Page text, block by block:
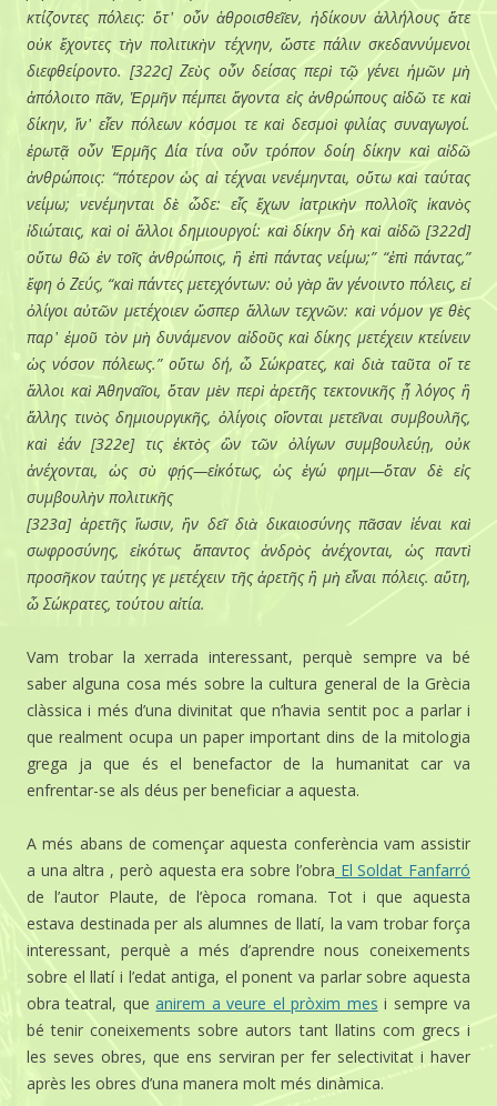
κτίζοντες πόλεις: ὅτ᾽ οὖν ἁθροισθεῖεν, ἠδίκουν ἀλλήλους ἅτε
οὐκ ἔχοντες τὴν πολιτικὴν τέχνην, ὥστε πάλιν σκεδαννύμενοι
διεφθείροντο. [322c] Ζεὺς οὖν δείσας περὶ τῷ γένει ἡμῶν μὴ
ἀπόλοιτο πᾶν, Ἑρμῆν πέμπει ἄγοντα εἰς ἀνθρώπους αἰδῶ τε καὶ
δίκην, ἵν᾽ εἶεν πόλεων κόσμοι τε καὶ δεσμοὶ φιλίας συναγωγοί.
ἐρωτᾷ οὖν Ἑρμῆς Δία τίνα οὖν τρόπον δοίη δίκην καὶ αἰδῶ
ἀνθρώποις: “πότερον ὡς αἱ τέχναι νενέμηνται, οὕτω καὶ ταύτας
νείμω; νενέμηνται δὲ ὧδε: εἷς ἔχων ἰατρικὴν πολλοῖς ἱκανὸς
ἰδιώταις, καὶ οἱ ἄλλοι δημιουργοί: καὶ δίκην δὴ καὶ αἰδῶ [322d]
οὕτω θῶ ἐν τοῖς ἀνθρώποις, ἢ ἐπὶ πάντας νείμω;” “ἐπὶ πάντας,”
ἔφη ὁ Ζεύς, “καὶ πάντες μετεχόντων: οὐ γὰρ ἂν γένοιντο πόλεις, εἰ
ὀλίγοι αὐτῶν μετέχοιεν ὥσπερ ἄλλων τεχνῶν: καὶ νόμον γε θὲς
παρ᾽ ἐμοῦ τὸν μὴ δυνάμενον αἰδοῦς καὶ δίκης μετέχειν κτείνειν
ὡς νόσον πόλεως.” οὕτω δή, ὦ Σώκρατες, καὶ διὰ ταῦτα οἵ τε
ἄλλοι καὶ Ἀθηναῖοι, ὅταν μὲν περὶ ἀρετῆς τεκτονικῆς ᾖ λόγος ἢ
ἄλλης τινὸς δημιουργικῆς, ὀλίγοις οἴονται μετεῖναι συμβουλῆς,
καὶ ἐάν [322e] τις ἐκτὸς ὢν τῶν ὀλίγων συμβουλεύῃ, οὐκ
ἀνέχονται, ὡς σὺ φῄς—εἰκότως, ὡς ἐγώ φημι—ὅταν δὲ εἰς
συμβουλὴν πολιτικῆς
[323a] ἀρετῆς ἴωσιν, ἣν δεῖ διὰ δικαιοσύνης πᾶσαν ἰέναι καὶ
σωφροσύνης, εἰκότως ἅπαντος ἀνδρὸς ἀνέχονται, ὡς παντὶ
προσῆκον ταύτης γε μετέχειν τῆς ἀρετῆς ἢ μὴ εἶναι πόλεις. αὕτη,
ὦ Σώκρατες, τούτου αἰτία.
Vam trobar la xerrada interessant, perquè sempre va bé
saber alguna cosa més sobre la cultura general de la Grècia
clàssica i més d’una divinitat que n’havia sentit poc a parlar i
que realment ocupa un paper important dins de la mitologia
grega ja que és el benefactor de la humanitat car va
enfrentar-se als déus per beneficiar a aquesta.
A més abans de començar aquesta conferència vam assistir
a una altra , però aquesta era sobre l’obra El Soldat Fanfarró
de l’autor Plaute, de l’època romana. Tot i que aquesta
estava destinada per als alumnes de llatí, la vam trobar força
interessant, perquè a més d’aprendre nous coneixements
sobre el llatí i l’edat antiga, el ponent va parlar sobre aquesta
obra teatral, queanirem a veure el pròxim mes i sempre va
bé tenir coneixements sobre autors tant llatins com grecs i
les seves obres, que ens serviran per fer selectivitat i haver
après les obres d’una manera molt més dinàmica.